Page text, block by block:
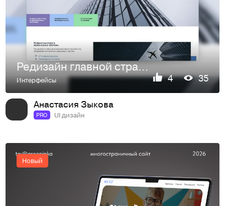
Редизайн главной страницы и раздела сайта IT-интегратора Ас…
Интерфейсы 4 35
Анастасия Зыкова
PRO UI дизайн
Новый